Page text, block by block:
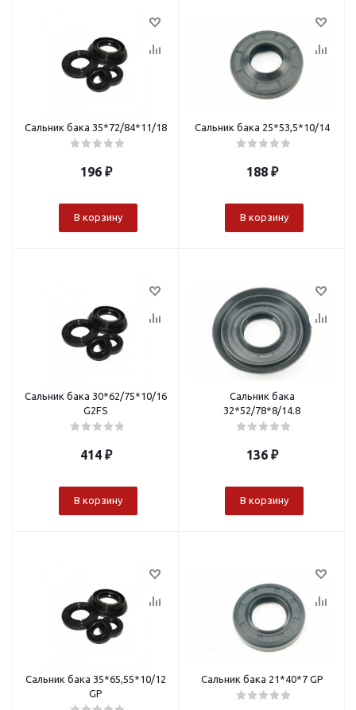
Сальник бака 35*72/84*11/18
196₽
В корзину
Сальник бака 25*53,5*10/14
188₽
В корзину
Сальник бака 30*62/75*10/16
G2FS
414₽
В корзину
Сальник бака
32*52/78*8/14.8
136₽
В корзину
Сальник бака 35*65,55*10/12
GP
Сальник бака 21*40*7 GP